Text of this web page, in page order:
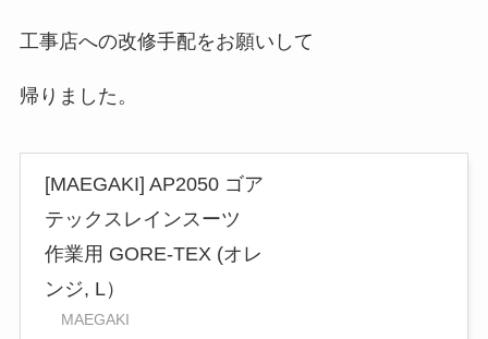
工事店への改修手配をお願いして
帰りました。
[MAEGAKI] AP2050 ゴア
テックスレインスーツ
作業用 GORE-TEX (オレ
ンジ, L）
MAEGAKI